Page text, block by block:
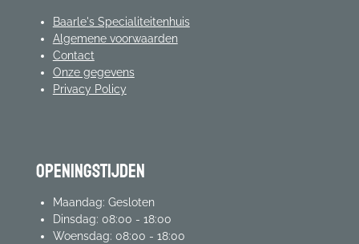
Baarle's Specialiteitenhuis
Algemene voorwaarden
Contact
Onze gegevens
Privacy Policy
Openingstijden
Maandag: Gesloten
Dinsdag: 08:00 - 18:00
Woensdag: 08:00 - 18:00